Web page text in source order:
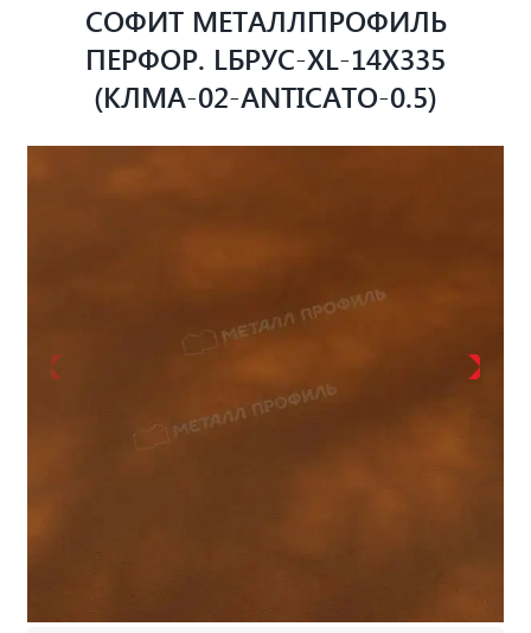
СОФИТ МЕТАЛЛПРОФИЛЬ
ПЕРФОР. LБРУС-XL-14Х335
(КЛМА-02-ANTICATO-0.5)